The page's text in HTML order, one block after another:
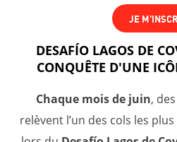
JE
DESAFÍO LAGOS DE
CONQUÊTE D'UNE
Chaque mois de juin,
relèvent l’un des cols les